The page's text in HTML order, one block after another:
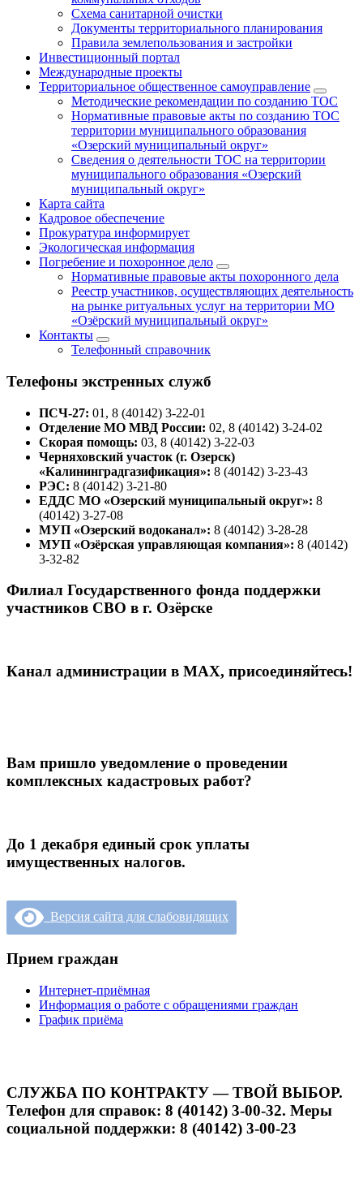
Схема санитарной очистки
Документы территориального планирования
Правила землепользования и застройки
Инвестиционный портал
Международные проекты
Территориальное общественное самоуправление
Методические рекомендации по созданию ТОС
Нормативные правовые акты по созданию ТОС
территории муниципального образования
«Озерский муниципальный округ»
Сведения о деятельности ТОС на территории
муниципального образования «Озерский
муниципальный округ»
Карта сайта
Кадровое обеспечение
Прокуратура информирует
Экологическая информация
Погребение и похоронное дело
Нормативные правовые акты похоронного дела
Реестр участников, осуществляющих деятельность
на рынке ритуальных услуг на территории МО
«Озёрский муниципальный округ»
Контакты
Телефонный справочник
Телефоны экстренных служб
ПСЧ-27: 01, 8 (40142) 3-22-01
Отделение МО МВД России: 02, 8 (40142) 3-24-02
Скорая помощь: 03, 8 (40142) 3-22-03
Черняховский участок (г. Озерск)
«Калининградгазификация»: 8 (40142) 3-23-43
РЭС: 8 (40142) 3-21-80
ЕДДС МО «Озерский муниципальный округ»: 8
(40142) 3-27-08
МУП «Озерский водоканал»: 8 (40142) 3-28-28
МУП «Озёрская управляющая компания»: 8 (40142)
3-32-82
Филиал Государственного фонда поддержки
участников СВО в г. Озёрске
Канал администрации в МАХ, присоединяйтесь!
Вам пришло уведомление о проведении
комплексных кадастровых работ?
До 1 декабря единый срок уплаты
имущественных налогов.
Версия сайта для слабовидящих
Прием граждан
Интернет-приёмная
Информация о работе с обращениями граждан
График приёма
СЛУЖБА ПО КОНТРАКТУ — ТВОЙ ВЫБОР.
Телефон для справок: 8 (40142) 3-00-32. Меры
социальной поддержки: 8 (40142) 3-00-23